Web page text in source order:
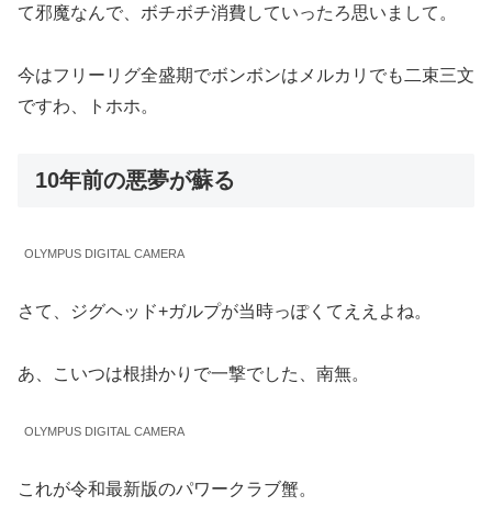
て邪魔なんで、ボチボチ消費していったろ思いまして。
今はフリーリグ全盛期でボンボンはメルカリでも二束三文
ですわ、トホホ。
10年前の悪夢が蘇る
OLYMPUS DIGITAL CAMERA
さて、ジグヘッド+ガルプが当時っぽくてええよね。
あ、こいつは根掛かりで一撃でした、南無。
OLYMPUS DIGITAL CAMERA
これが令和最新版のパワークラブ蟹。